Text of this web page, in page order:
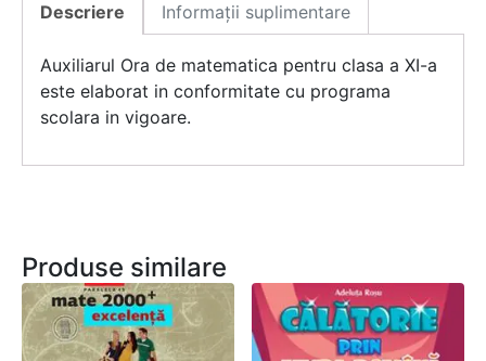
Descriere Informații suplimentare
Auxiliarul Ora de matematica pentru clasa a XI-a
este elaborat in conformitate cu programa
scolara in vigoare.
Produse similare